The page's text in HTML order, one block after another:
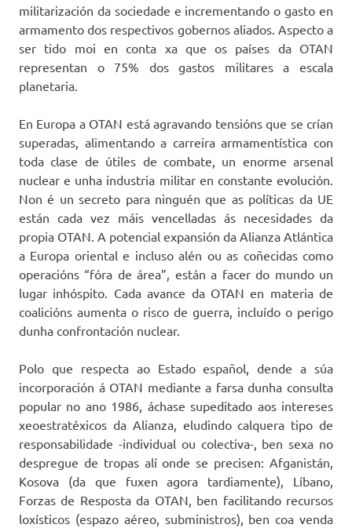
militarización da sociedade e incrementando o gasto en
armamento dos respectivos gobernos aliados. Aspecto a
ser tido moi en conta xa que os países da OTAN
representan o 75% dos gastos militares a escala
planetaria.
En Europa a OTAN está agravando tensións que se crían
superadas, alimentando a carreira armamentística con
toda clase de útiles de combate, un enorme arsenal
nuclear e unha industria militar en constante evolución.
Non é un secreto para ninguén que as políticas da UE
están cada vez máis vencelladas ás necesidades da
propia OTAN. A potencial expansión da Alianza Atlántica
a Europa oriental e incluso alén ou as coñecidas como
operacións “fóra de área”, están a facer do mundo un
lugar inhóspito. Cada avance da OTAN en materia de
coalicións aumenta o risco de guerra, incluído o perigo
dunha confrontación nuclear.
Polo que respecta ao Estado español, dende a súa
incorporación á OTAN mediante a farsa dunha consulta
popular no ano 1986, áchase supeditado aos intereses
xeoestratéxicos da Alianza, eludindo calquera tipo de
responsabilidade -individual ou colectiva-, ben sexa no
despregue de tropas alí onde se precisen: Afganistán,
Kosova (da que fuxen agora tardiamente), Líbano,
Forzas de Resposta da OTAN, ben facilitando recursos
loxísticos (espazo aéreo, subministros), ben coa venda